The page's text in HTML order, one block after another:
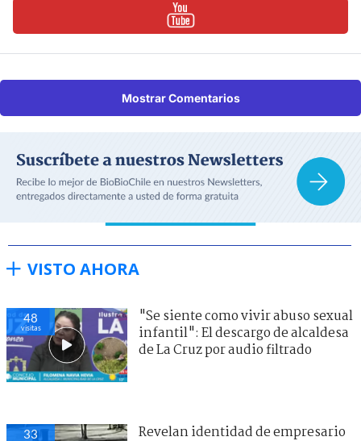
Mostrar Comentarios
VISTO AHORA
48
visitas
"Se siente como vivir abuso sexual
infantil": El descargo de alcaldesa
de La Cruz por audio filtrado
33
Revelan identidad de empresario